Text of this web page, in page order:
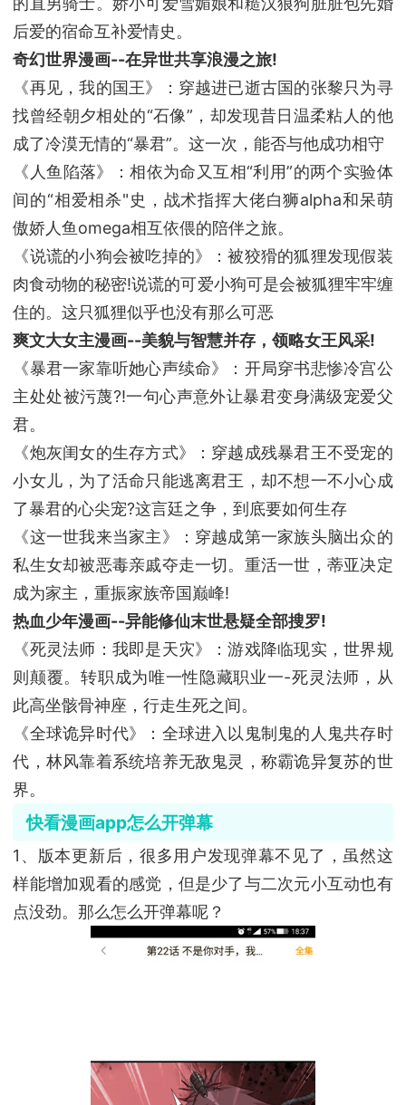
后爱的宿命互补爱情史。
奇幻世界漫画--在异世共享浪漫之旅!
《再见，我的国王》：穿越进已逝古国的张黎只为寻
找曾经朝夕相处的“石像”，却发现昔日温柔粘人的他
成了冷漠无情的“暴君”。这一次，能否与他成功相守
《人鱼陷落》：相依为命又互相“利用”的两个实验体
间的“相爱相杀"史，战术指挥大佬白狮alpha和呆萌
傲娇人鱼omega相互依偎的陪伴之旅。
《说谎的小狗会被吃掉的》：被狡猾的狐狸发现假装
肉食动物的秘密!说谎的可爱小狗可是会被狐狸牢牢缠
住的。这只狐狸似乎也没有那么可恶
爽文大女主漫画--美貌与智慧并存，领略女王风采!
《暴君一家靠听她心声续命》：开局穿书悲惨冷宫公
主处处被污蔑?!一句心声意外让暴君变身满级宠爱父
君。
《炮灰闺女的生存方式》：穿越成残暴君王不受宠的
小女儿，为了活命只能逃离君王，却不想一不小心成
了暴君的心尖宠?这言廷之争，到底要如何生存
《这一世我来当家主》：穿越成第一家族头脑出众的
私生女却被恶毒亲戚夺走一切。重活一世，蒂亚决定
成为家主，重振家族帝国巅峰!
热血少年漫画--异能修仙末世悬疑全部搜罗!
《死灵法师：我即是天灾》：游戏降临现实，世界规
则颠覆。转职成为唯一性隐藏职业一-死灵法师，从
此高坐骸骨神座，行走生死之间。
《全球诡异时代》：全球进入以鬼制鬼的人鬼共存时
代，林风靠着系统培养无敌鬼灵，称霸诡异复苏的世
界。
快看漫画app怎么开弹幕
1、版本更新后，很多用户发现弹幕不见了，虽然这
样能增加观看的感觉，但是少了与二次元小互动也有
点没劲。那么怎么开弹幕呢？